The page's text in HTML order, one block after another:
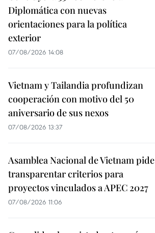
Diplomática con nuevas
orientaciones para la política
exterior
07/08/2026 14:08
Vietnam y Tailandia profundizan
cooperación con motivo del 50
aniversario de sus nexos
07/08/2026 13:37
Asamblea Nacional de Vietnam pide
transparentar criterios para
proyectos vinculados a APEC 2027
07/08/2026 11:06